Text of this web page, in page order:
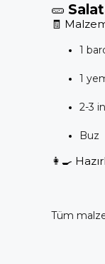
🥒
🧾
1
1
2-3
Buz
👩‍🍳
Tüm